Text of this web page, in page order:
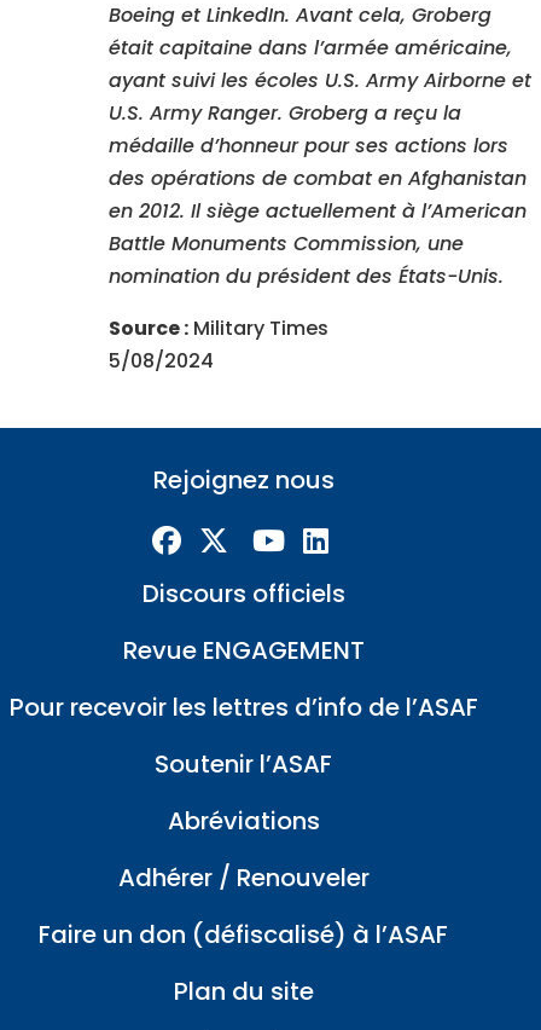
Boeing et LinkedIn. Avant cela, Groberg
était capitaine dans l’armée américaine,
ayant suivi les écoles U.S. Army Airborne et
U.S. Army Ranger. Groberg a reçu la
médaille d’honneur pour ses actions lors
des opérations de combat en Afghanistan
en 2012. Il siège actuellement à l’American
Battle Monuments Commission, une
nomination du président des États-Unis.
Source :Military Times
5/08/2024
Rejoignez nous
Discours officiels
Revue ENGAGEMENT
Pour recevoir les lettres d’info de l’ASAF
Soutenir l’ASAF
Abréviations
Adhérer / Renouveler
Faire un don (défiscalisé) à l’ASAF
Plan du site